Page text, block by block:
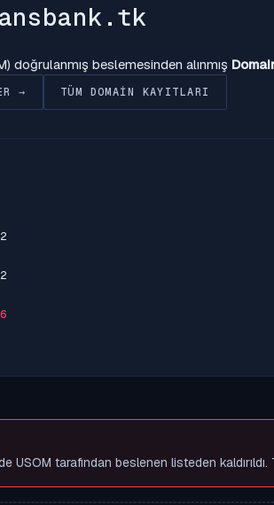
doğrulanmış beslemesinden alınmış
→ TÜM DOMAIN KAYITLARI
tarafından beslenen listeden kaldırıldı.